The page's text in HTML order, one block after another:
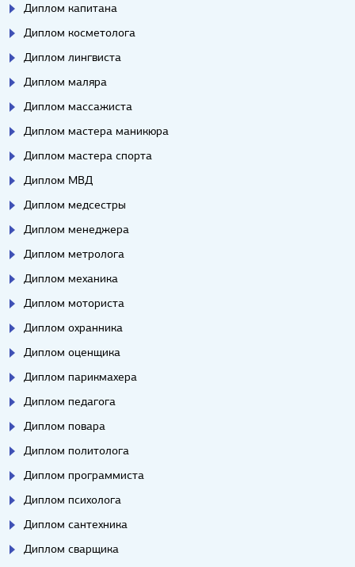
Диплом капитана
Диплом косметолога
Диплом лингвиста
Диплом маляра
Диплом массажиста
Диплом мастера маникюра
Диплом мастера спорта
Диплом МВД
Диплом медсестры
Диплом менеджера
Диплом метролога
Диплом механика
Диплом моториста
Диплом охранника
Диплом оценщика
Диплом парикмахера
Диплом педагога
Диплом повара
Диплом политолога
Диплом программиста
Диплом психолога
Диплом сантехника
Диплом сварщика